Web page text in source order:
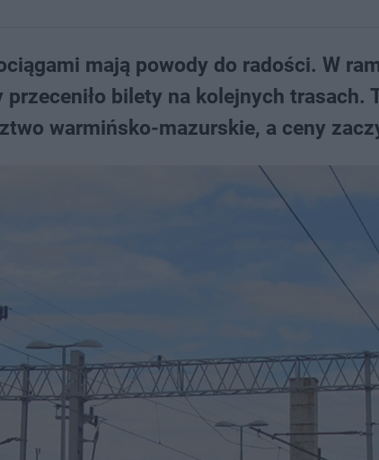
mają powody do radości. W
bilety na kolejnych trasach.
warmińsko-mazurskie, a ceny